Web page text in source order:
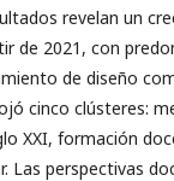
revelan un
de 2021, con
de diseño
cinco clústeres:
XXI, formación
Las perspectivas